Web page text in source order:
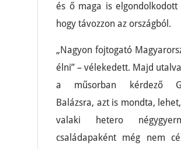
és ő maga is elgondolkodott
hogy távozzon az országból.
„Nagyon fojtogató
élni” – vélekedett. Majd
a műsorban kérdező
Balázsra, azt is mondta,
valaki hetero
családapaként még nem